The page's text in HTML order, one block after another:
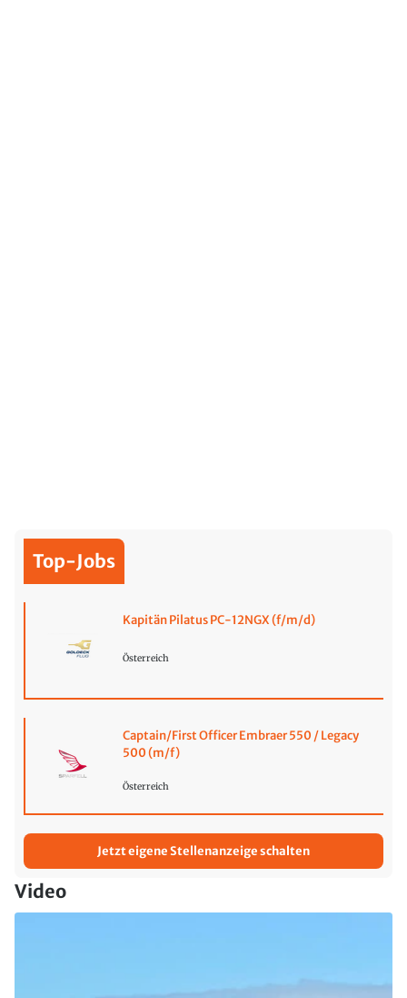
Top-Jobs
Kapitän Pilatus PC-12NGX (f/m/d)
Österreich
Captain/First Officer Embraer 550 / Legacy
500 (m/f)
Österreich
Jetzt eigene Stellenanzeige schalten
Video